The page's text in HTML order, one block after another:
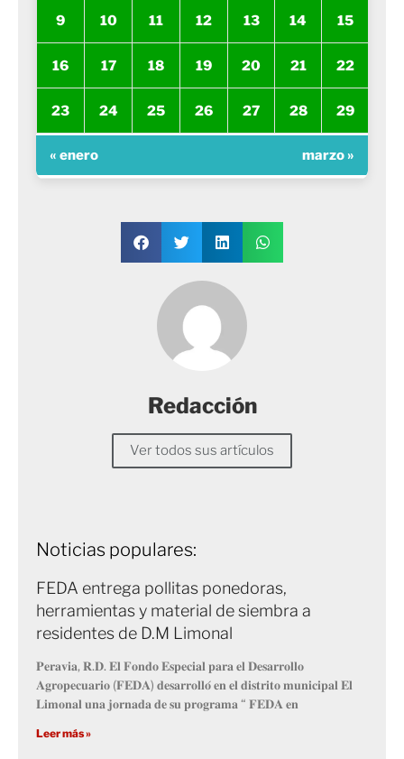
9 10 11 12 13 14 15
16 17 18 19 20 21 22
23 24 25 26 27 28 29
« enero marzo »
Redacción
Ver todos sus artículos
Noticias populares:
FEDA entrega pollitas ponedoras,
herramientas y material de siembra a
residentes de D.M Limonal
𝐏𝐞𝐫𝐚𝐯𝐢𝐚, 𝐑.𝐃. 𝐄𝐥 𝐅𝐨𝐧𝐝𝐨 𝐄𝐬𝐩𝐞𝐜𝐢𝐚𝐥 𝐩𝐚𝐫𝐚 𝐞𝐥 𝐃𝐞𝐬𝐚𝐫𝐫𝐨𝐥𝐥𝐨
𝐀𝐠𝐫𝐨𝐩𝐞𝐜𝐮𝐚𝐫𝐢𝐨 (𝐅𝐄𝐃𝐀) 𝐝𝐞𝐬𝐚𝐫𝐫𝐨𝐥𝐥𝐨́ 𝐞𝐧 𝐞𝐥 𝐝𝐢𝐬𝐭𝐫𝐢𝐭𝐨 𝐦𝐮𝐧𝐢𝐜𝐢𝐩𝐚𝐥 𝐄𝐥
𝐋𝐢𝐦𝐨𝐧𝐚𝐥 𝐮𝐧𝐚 𝐣𝐨𝐫𝐧𝐚𝐝𝐚 𝐝𝐞 𝐬𝐮 𝐩𝐫𝐨𝐠𝐫𝐚𝐦𝐚 “ 𝐅𝐄𝐃𝐀 𝐞𝐧
Leer más »